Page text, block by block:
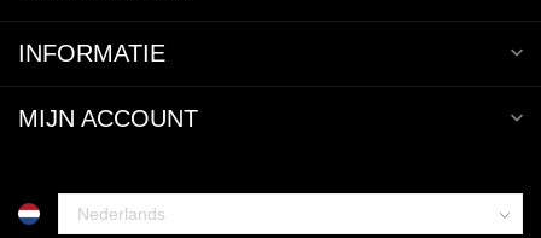
INFORMATIE
MIJN ACCOUNT